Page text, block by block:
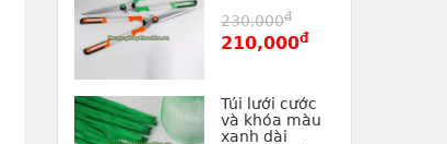
230,000đ
210,000đ
Túi lưới cước
và khóa màu
xanh dài